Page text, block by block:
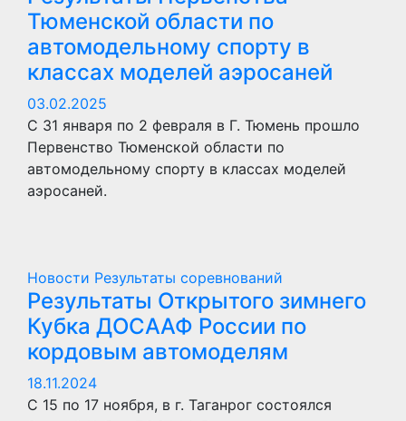
Тюменской области по
автомодельному спорту в
классах моделей аэросаней
03.02.2025
С 31 января по 2 февраля в Г. Тюмень прошло
Первенство Тюменской области по
автомодельному спорту в классах моделей
аэросаней.
Новости Результаты соревнований
Результаты Открытого зимнего
Кубка ДОСААФ России по
кордовым автомоделям
18.11.2024
С 15 по 17 ноября, в г. Таганрог состоялся